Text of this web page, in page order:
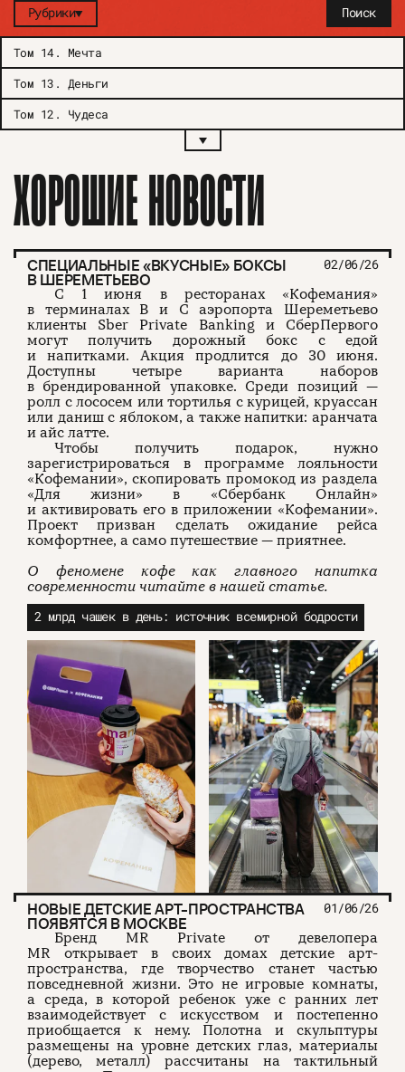
Поиск
Рубрики
Том 14.
Мечта
Том 13 . Деньги
Том 12 . Чудеса
ХОРОШИЕ НОВОСТИ
СПЕЦИАЛЬНЫЕ «ВКУСНЫЕ» БОКСЫ
В ШЕРЕМЕТЬЕВО
02/06/26
С 1 июня в ресторанах «Кофемания»
в терминалах B и C аэропорта Шереметьево
клиенты Sber Private Banking и СберПервого
могут получить дорожный бокс с едой
и напитками. Акция продлится до 30 июня.
Доступны четыре варианта наборов
в брендированной упаковке. Среди позиций —
ролл с лососем или тортилья с курицей, круассан
или даниш с яблоком, а также напитки: аранчата
и айс латте.
Чтобы получить подарок, нужно
зарегистрироваться в программе лояльности
«Кофемании», скопировать промокод из раздела
«Для жизни» в «Сбербанк Онлайн»
и активировать его в приложении «Кофемании».
Проект призван сделать ожидание рейса
комфортнее, а само путешествие — приятнее.
О феномене кофе как главного напитка
современности читайте в нашей статье.
2 млрд чашек в день: источник всемирной бодрости
НОВЫЕ ДЕТСКИЕ АРТ-ПРОСТРАНСТВА
ПОЯВЯТСЯ В МОСКВЕ
01/06/26
Бренд MR Private от девелопера
MR открывает в своих домах детские арт-
пространства, где творчество станет частью
повседневной жизни. Это не игровые комнаты,
а среда, в которой ребенок уже с ранних лет
взаимодействует с искусством и постепенно
приобщается к нему. Полотна и скульптуры
размещены на уровне детских глаз, материалы
(дерево, металл) рассчитаны на тактильный